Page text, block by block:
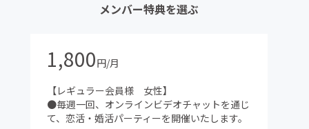
メンバー特典を選ぶ
1,800円/月
【レギュラー会員様 女性】
●毎週一回、オンラインビデオチャットを通じ
て、恋活・婚活パーティーを開催いたします。